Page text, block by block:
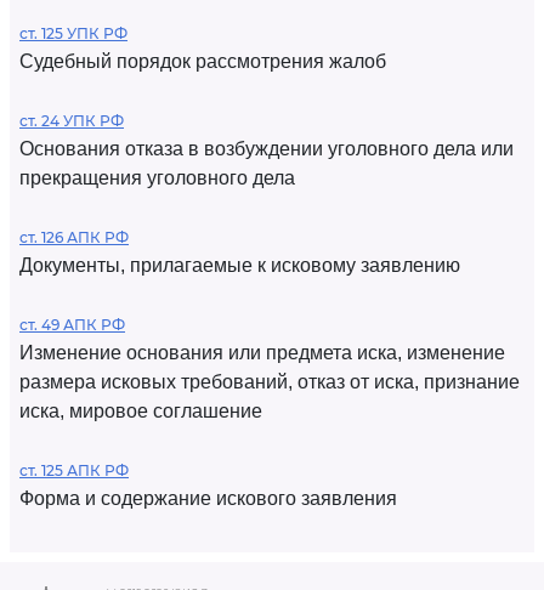
ст. 125 УПК РФ
Судебный порядок рассмотрения жалоб
ст. 24 УПК РФ
Основания отказа в возбуждении уголовного дела или
прекращения уголовного дела
ст. 126 АПК РФ
Документы, прилагаемые к исковому заявлению
ст. 49 АПК РФ
Изменение основания или предмета иска, изменение
размера исковых требований, отказ от иска, признание
иска, мировое соглашение
ст. 125 АПК РФ
Форма и содержание искового заявления